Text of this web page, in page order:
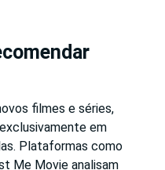
filmes e séries,
em
Plataformas como
Me Movie analisam